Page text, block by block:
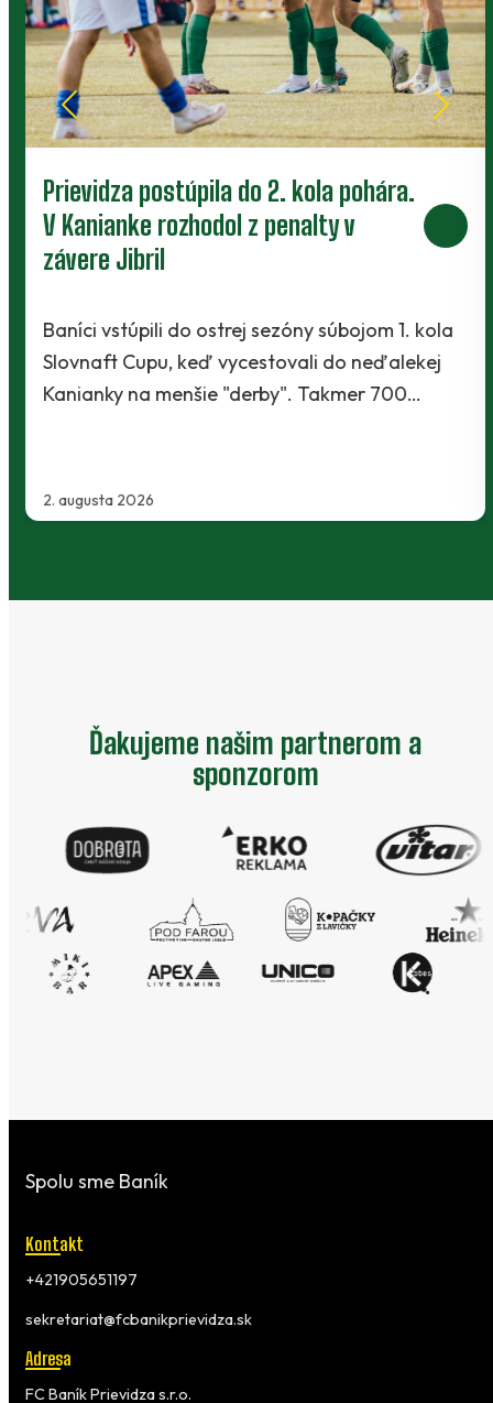
Prievidza postúpila do 2. kola pohára.
V Kanianke rozhodol z penalty v
závere Jibril
2. augusta 2026
Baníci vstúpili do ostrej sezóny súbojom 1. kola
Slovnaft Cupu, keď vycestovali do neďalekej
Kanianky na menšie "derby". Takmer 700…
Ďakujeme našim partnerom a
sponzorom
Spolu sme Baník
Kontakt
+421905651197
sekretariat@fcbanikprievidza.sk
Adresa
FC Baník Prievidza s.r.o.